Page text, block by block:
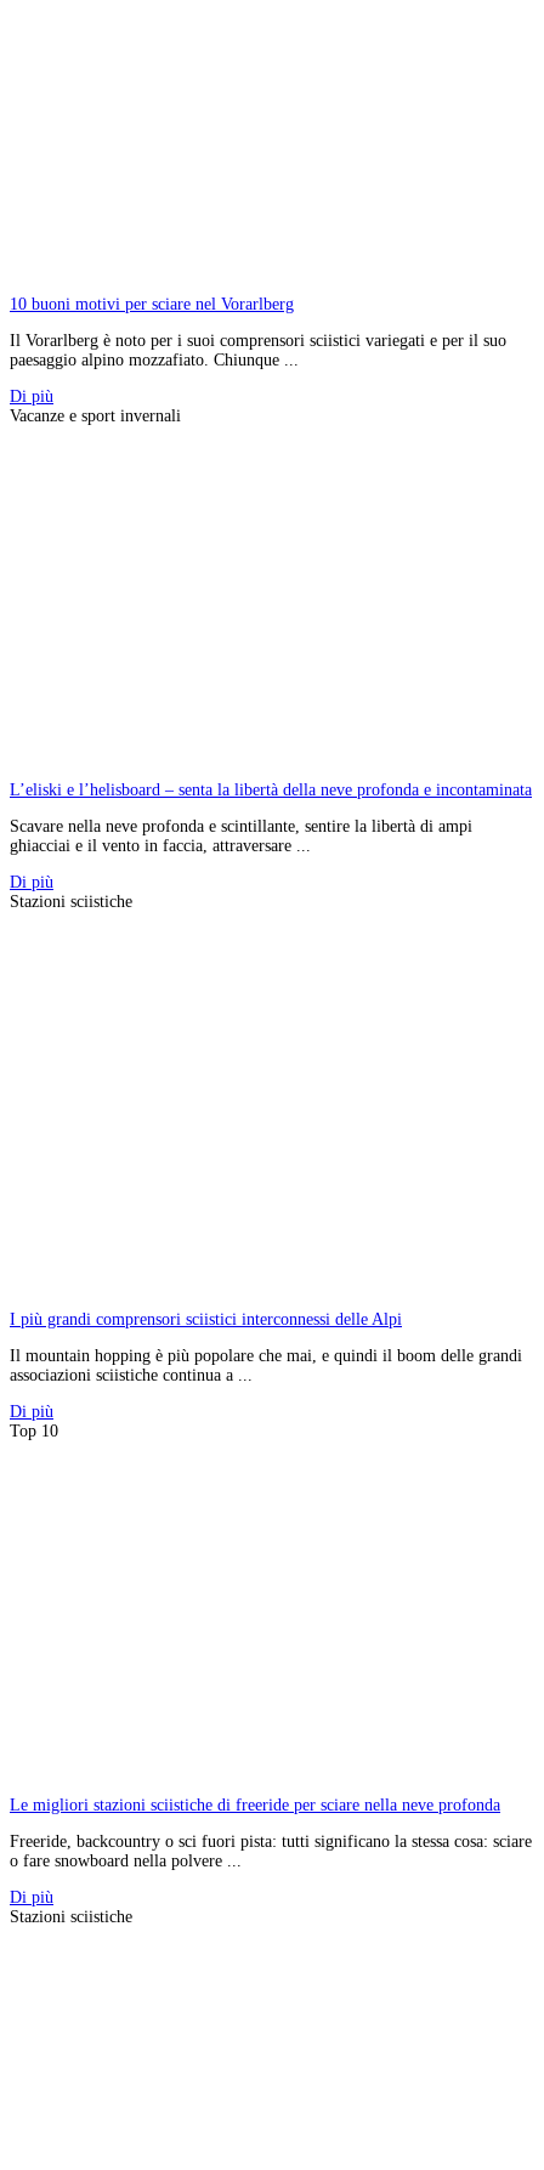
10 buoni motivi per sciare nel Vorarlberg
Il Vorarlberg è noto per i suoi comprensori sciistici variegati e per il suo
paesaggio alpino mozzafiato. Chiunque ...
Di più
Vacanze e sport invernali
L’eliski e l’helisboard – senta la libertà della neve profonda e incontaminata
Scavare nella neve profonda e scintillante, sentire la libertà di ampi
ghiacciai e il vento in faccia, attraversare ...
Di più
Stazioni sciistiche
I più grandi comprensori sciistici interconnessi delle Alpi
Il mountain hopping è più popolare che mai, e quindi il boom delle grandi
associazioni sciistiche continua a ...
Di più
Top 10
Le migliori stazioni sciistiche di freeride per sciare nella neve profonda
Freeride, backcountry o sci fuori pista: tutti significano la stessa cosa: sciare
o fare snowboard nella polvere ...
Di più
Stazioni sciistiche